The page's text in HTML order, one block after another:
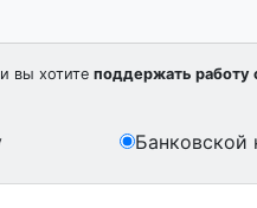
вы хотите поддержать работу
Банковской